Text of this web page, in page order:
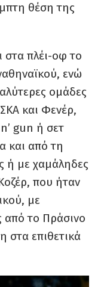
θέση της
στα πλέι-οφ το
ενώ
ομάδες
και Φενέρ,
gun ή σετ
και από τη
ή με χαμάληδες
που ήταν
με
το Πράσινο
στα επιθετικά